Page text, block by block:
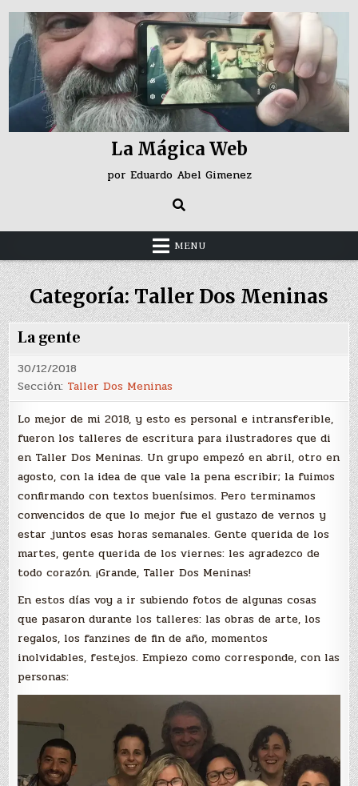
Skip
content
La Mágica Web
por Eduardo Abel Gimenez
MENU
Categoría:Taller Dos Meninas
La gente
30/12/2018
Sección: Taller Dos Meninas
Lo mejor de mi 2018, y esto es personal e intransferible,
fueron los talleres de escritura para ilustradores que di
en Taller Dos Meninas. Un grupo empezó en abril, otro en
agosto, con la idea de que vale la pena escribir; la fuimos
confirmando con textos buenísimos. Pero terminamos
convencidos de que lo mejor fue el gustazo de vernos y
estar juntos esas horas semanales. Gente querida de los
martes, gente querida de los viernes: les agradezco de
todo corazón. ¡Grande, Taller Dos Meninas!
En estos días voy a ir subiendo fotos de algunas cosas
que pasaron durante los talleres: las obras de arte, los
regalos, los fanzines de fin de año, momentos
inolvidables, festejos. Empiezo como corresponde, con las
personas: